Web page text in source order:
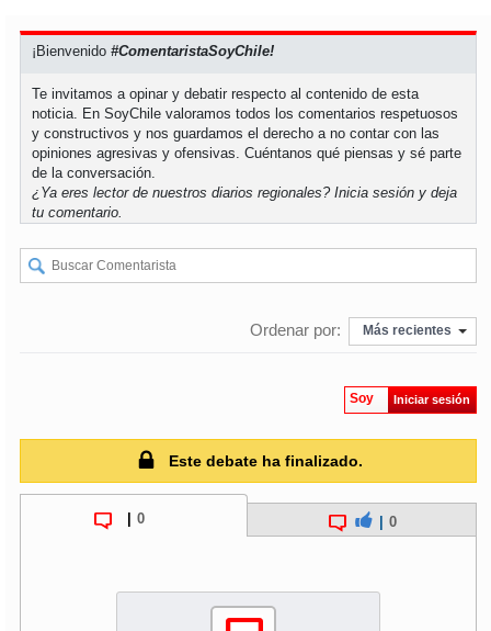
soytalcahuano
soyconcepción
soycoronel
soyarauco
soytemuco
¡Bienvenido#ComentaristaSoyChile!
Te invitamos a opinar y debatir respecto al contenido de esta
noticia. En SoyChile valoramos todos los comentarios respetuosos
y constructivos y nos guardamos el derecho a no contar con las
opiniones agresivas y ofensivas. Cuéntanos qué piensas y sé parte
de la conversación.
¿Ya eres lector de nuestros diarios regionales?Inicia sesión y deja
tu comentario.
Ordenar por: Más recientes
Soy Iniciar sesión
Este debate ha finalizado.
0 0